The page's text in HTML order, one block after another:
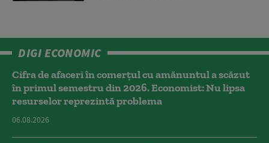
DIGI ECONOMIC
Cifra de afaceri în comerțul cu amănuntul a scăzut
în primul semestru din 2026. Economist: Nu lipsa
resurselor reprezintă problema
06.08.2026